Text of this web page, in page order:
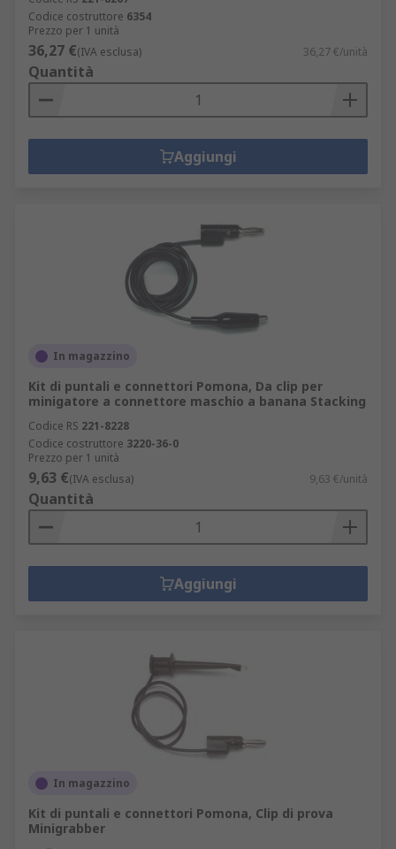
Codice costruttore 6354
Prezzo per 1 unità
36,27 €(IVA esclusa) 36,27 €/unità
Quantità
Aggiungi
In magazzino
Kit di puntali e connettori Pomona, Da clip per
minigatore a connettore maschio a banana Stacking
Codice RS 221-8228
Codice costruttore 3220-36-0
Prezzo per 1 unità
9,63 €(IVA esclusa) 9,63 €/unità
Quantità
Aggiungi
In magazzino
Kit di puntali e connettori Pomona, Clip di prova
Minigrabber